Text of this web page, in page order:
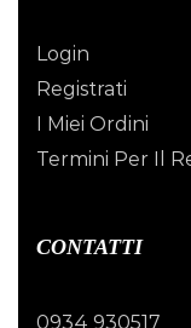
Login
Registrati
I Miei Ordini
Termini Per Il
CONTATTI
0934 930517